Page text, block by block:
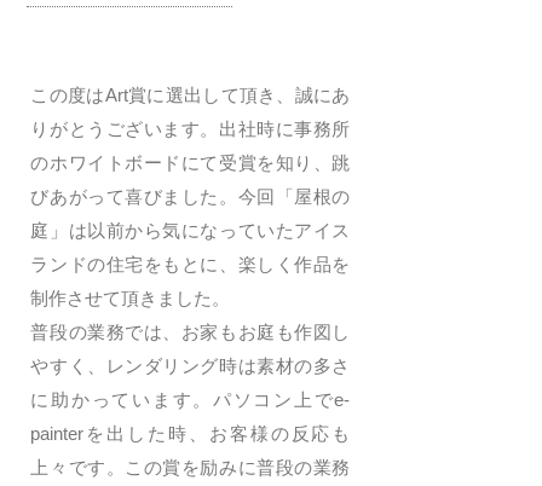
この度はArt賞に選出して頂き、誠にあ
りがとうございます。出社時に事務所
のホワイトボードにて受賞を知り、跳
びあがって喜びました。今回「屋根の
庭」は以前から気になっていたアイス
ランドの住宅をもとに、楽しく作品を
制作させて頂きました。
普段の業務では、お家もお庭も作図し
やすく、レンダリング時は素材の多さ
に助かっています。パソコン上でe-
painterを出した時、お客様の反応も
上々です。この賞を励みに普段の業務